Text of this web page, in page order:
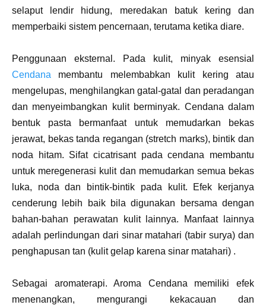
selaput lendir hidung, meredakan batuk kering dan
memperbaiki sistem pencernaan, terutama ketika diare.
Penggunaan eksternal. Pada kulit, minyak esensial
Cendana membantu melembabkan kulit kering atau
mengelupas, menghilangkan gatal-gatal dan peradangan
dan menyeimbangkan kulit berminyak. Cendana dalam
bentuk pasta bermanfaat untuk memudarkan bekas
jerawat, bekas tanda regangan (stretch marks), bintik dan
noda hitam. Sifat cicatrisant pada cendana membantu
untuk meregenerasi kulit dan memudarkan semua bekas
luka, noda dan bintik-bintik pada kulit. Efek kerjanya
cenderung lebih baik bila digunakan bersama dengan
bahan-bahan perawatan kulit lainnya. Manfaat lainnya
adalah perlindungan dari sinar matahari (tabir surya) dan
penghapusan tan (kulit gelap karena sinar matahari) .
Sebagai aromaterapi. Aroma Cendana memiliki efek
menenangkan, mengurangi kekacauan dan